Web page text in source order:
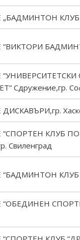
КЛУБ
Сдружение,гр.
КЛУБ
Свиленград
КЛУБ –